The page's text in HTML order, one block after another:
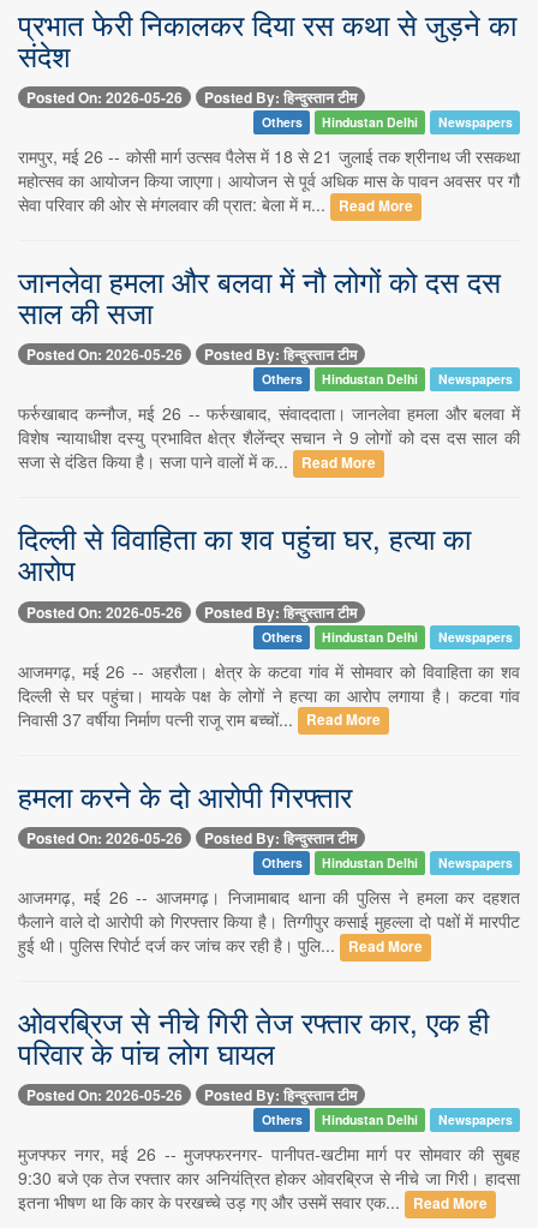
प्रभात फेरी निकालकर दिया रस कथा से जुड़ने का
संदेश
Posted On: 2026-05-26 Posted By: हिन्दुस्तान टीम
Others Hindustan Delhi Newspapers
रामपुर, मई 26 -- कोसी मार्ग उत्सव पैलेस में 18 से 21 जुलाई तक श्रीनाथ जी रसकथा
महोत्सव का आयोजन किया जाएगा। आयोजन से पूर्व अधिक मास के पावन अवसर पर गौ
सेवा परिवार की ओर से मंगलवार की प्रात: बेला में म...
Read More
जानलेवा हमला और बलवा में नौ लोगों को दस दस
साल की सजा
Posted On: 2026-05-26 Posted By: हिन्दुस्तान टीम
Others Hindustan Delhi Newspapers
फर्रुखाबाद कन्नौज, मई 26 -- फर्रुखाबाद, संवाददाता। जानलेवा हमला और बलवा में
विशेष न्यायाधीश दस्यु प्रभावित क्षेत्र शैलेंन्द्र सचान ने 9 लोगों को दस दस साल की
सजा से दंडित किया है। सजा पाने वालों में क...
Read More
दिल्ली से विवाहिता का शव पहुंचा घर, हत्या का
आरोप
Posted On: 2026-05-26 Posted By: हिन्दुस्तान टीम
Others Hindustan Delhi Newspapers
आजमगढ़, मई 26 -- अहरौला। क्षेत्र के कटवा गांव में सोमवार को विवाहिता का शव
दिल्ली से घर पहुंचा। मायके पक्ष के लोगों ने हत्या का आरोप लगाया है। कटवा गांव
निवासी 37 वर्षीया निर्माण पत्नी राजू राम बच्चों...
Read More
हमला करने के दो आरोपी गिरफ्तार
Posted On: 2026-05-26 Posted By: हिन्दुस्तान टीम
Others Hindustan Delhi Newspapers
आजमगढ़, मई 26 -- आजमगढ़। निजामाबाद थाना की पुलिस ने हमला कर दहशत
फैलाने वाले दो आरोपी को गिरफ्तार किया है। तिग्गीपुर कसाई मुहल्ला दो पक्षों में मारपीट
हुई थी। पुलिस रिपोर्ट दर्ज कर जांच कर रही है। पुलि...
Read More
ओवरब्रिज से नीचे गिरी तेज रफ्तार कार, एक ही
परिवार के पांच लोग घायल
Posted On: 2026-05-26 Posted By: हिन्दुस्तान टीम
Others Hindustan Delhi Newspapers
मुजफ्फर नगर, मई 26 -- मुजफ्फरनगर- पानीपत-खटीमा मार्ग पर सोमवार की सुबह
9:30 बजे एक तेज रफ्तार कार अनियंत्रित होकर ओवरब्रिज से नीचे जा गिरी। हादसा
इतना भीषण था कि कार के परखच्चे उड़ गए और उसमें सवार एक...
Read More